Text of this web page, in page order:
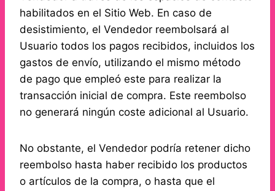
habilitados en el Sitio Web. En caso de
desistimiento, el Vendedor reembolsará al
Usuario todos los pagos recibidos, incluidos los
gastos de envío, utilizando el mismo método
de pago que empleó este para realizar la
transacción inicial de compra. Este reembolso
no generará ningún coste adicional al Usuario.
No obstante, el Vendedor podría retener dicho
reembolso hasta haber recibido los productos
o artículos de la compra, o hasta que el